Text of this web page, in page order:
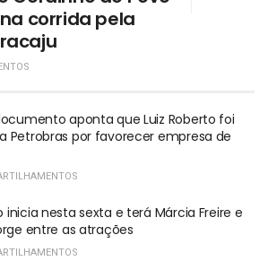
corrida pela
aponta que Luiz Roberto foi
Petrobras por favorecer empresa de
inicia nesta sexta e terá Márcia Freire e
entre as atrações